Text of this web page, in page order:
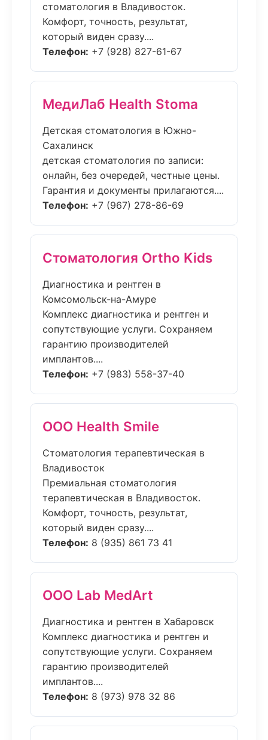
стоматология в Владивосток.
Комфорт, точность, результат,
который виден сразу....
Телефон: +7 (928) 827-61-67
МедиЛаб Health Stoma
Детская стоматология в Южно-
Сахалинск
детская стоматология по записи:
онлайн, без очередей, честные цены.
Гарантия и документы прилагаются....
Телефон: +7 (967) 278-86-69
Стоматология Ortho Kids
Диагностика и рентген в
Комсомольск-на-Амуре
Комплекс диагностика и рентген и
сопутствующие услуги. Сохраняем
гарантию производителей
имплантов....
Телефон: +7 (983) 558-37-40
ООО Health Smile
Стоматология терапевтическая в
Владивосток
Премиальная стоматология
терапевтическая в Владивосток.
Комфорт, точность, результат,
который виден сразу....
Телефон: 8 (935) 861 73 41
ООО Lab MedArt
Диагностика и рентген в Хабаровск
Комплекс диагностика и рентген и
сопутствующие услуги. Сохраняем
гарантию производителей
имплантов....
Телефон: 8 (973) 978 32 86